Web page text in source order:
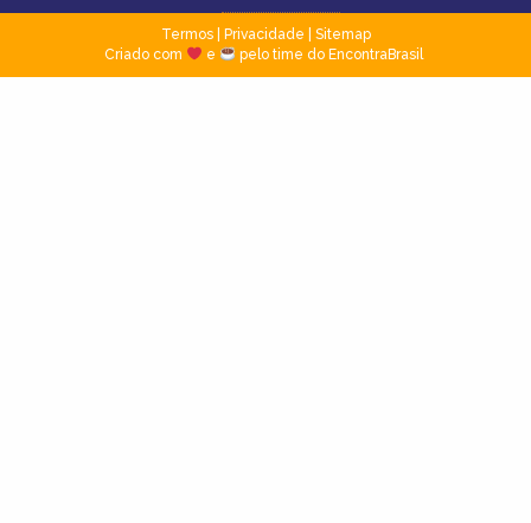
Termos| Privacidade
Sitemap
Criado com
e pelo time do EncontraBrasil